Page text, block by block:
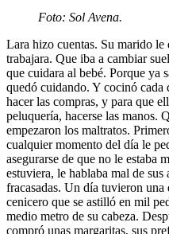
Foto: Sol Avena.
Lara hizo cuentas. Su marido
trabajara. Que iba a cambiar
que cuidara al bebé. Porque ya
quedó cuidando. Y cocinó
hacer las compras, y para que
peluquería, hacerse las manos.
empezaron los maltratos.
cualquier momento del día le
asegurarse de que no le estaba
estuviera, le hablaba mal de sus
fracasadas. Un día tuvieron
cenicero que se astilló en mil
medio metro de su cabeza.
compró unas margaritas, sus